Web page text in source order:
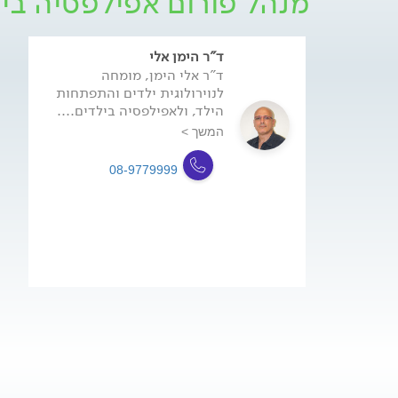
ד"ר הימן אלי
ד"ר אלי הימן, מומחה
לנוירולוגית ילדים והתפתחות
הילד, ולאפילפסיה בילדים....
המשך >
08-9779999